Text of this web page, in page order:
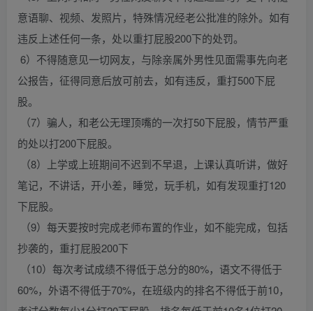
意语聊、视频、发照片，特殊情况经老公批准的除外。如有
违反上述任何一条，处以重打屁股200下的处罚。
6）不得随意见一切网友，与除亲属外男性见面需事先向老
公报告，征得同意后放可前去，如有违反，重打500下屁
股。
（7）骗人，和老公无理顶嘴的一次打50下屁股，情节严重
的处以打200下屁股。
（8）上学或上班期间不迟到不早退，上课认真听讲，做好
笔记，不讲话，开小差，睡觉，玩手机，如有发现重打120
下屁股。
（9）每天要按时完成老师布置的作业，如不能完成，包括
抄袭的，重打屁股200下
（10）每次考试成绩不得低于总分的80%，语文不得低于
60%，外语不得低于70%，在班级内的排名不得低于前10，